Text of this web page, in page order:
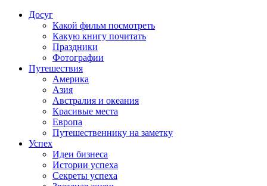
Досуг
Какой фильм посмотреть
Какую книгу почитать
Праздники
Фотографии
Путешествия
Америка
Азия
Австралия и океания
Красивые места
Европа
Путешественнику на заметку
Успех
Идеи бизнеса
Истории успеха
Секреты успеха